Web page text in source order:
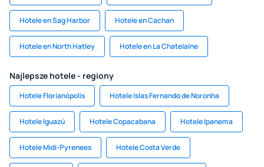
Hotele en Sag Harbor Hotele en Cachan
Hotele en North Hatley Hotele en La Chatelaine
Najlepsze hotele - regiony
Hotele Florianópolis Hotele Islas Fernando de Noronha
Hotele Iguazú Hotele Copacabana Hotele Ipanema
Hotele Midi-Pyrenees Hotele Costa Verde